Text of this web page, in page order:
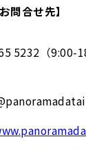
問合せ先】
5232（9:00-